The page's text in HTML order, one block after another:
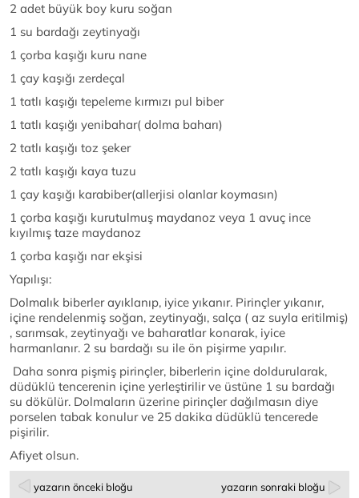
2 adet büyük boy kuru soğan
1 su bardağı zeytinyağı
1 çorba kaşığı kuru nane
1 çay kaşığı zerdeçal
1 tatlı kaşığı tepeleme kırmızı pul biber
1 tatlı kaşığı yenibahar( dolma baharı)
2 tatlı kaşığı toz şeker
2 tatlı kaşığı kaya tuzu
1 çay kaşığı karabiber(allerjisi olanlar koymasın)
1 çorba kaşığı kurutulmuş maydanoz veya 1 avuç ince
kıyılmış taze maydanoz
1 çorba kaşığı nar ekşisi
Yapılışı:
Dolmalık biberler ayıklanıp, iyice yıkanır. Pirinçler yıkanır,
içine rendelenmiş soğan, zeytinyağı, salça ( az suyla eritilmiş)
, sarımsak, zeytinyağı ve baharatlar konarak, iyice
harmanlanır. 2 su bardağı su ile ön pişirme yapılır.
Daha sonra pişmiş pirinçler, biberlerin içine doldurularak,
düdüklü tencerenin içine yerleştirilir ve üstüne 1 su bardağı
su dökülür. Dolmaların üzerine pirinçler dağılmasın diye
porselen tabak konulur ve 25 dakika düdüklü tencerede
pişirilir.
Afiyet olsun.
yazarın önceki bloğu yazarın sonraki bloğu